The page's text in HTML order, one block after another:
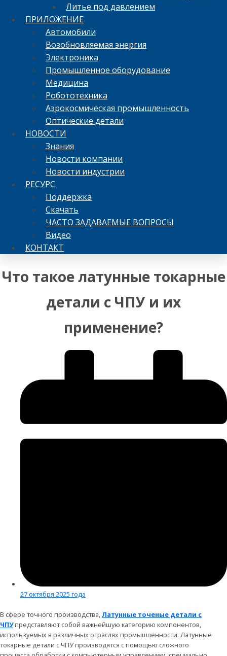
Литье под давлением
ПРИЛОЖЕНИЕ
Автомобили
Возобновляемая энергия
Электроника
Промышленное оборудование
Медицина
Робототехника
Аэрокосмическая промышленность
Оптические детали
НОВОСТИ
Знания
Новости компании
Новости индустрии
РЕСУРС
Поддержка
Скачать
ЧАСТО ЗАДАВАЕМЫЕ ВОПРОСЫ
Видео
КОНТАКТ
Что такое латунные токарные
детали с ЧПУ и их
применение?
27 октября 2025 года
В сфере точного производства,Латунные точеные детали с
ЧПУпредставляют собой важнейшую категорию компонентов,
используемых в различных отраслях промышленности. Латунные
токарные детали с ЧПУ производятся с помощью сложного